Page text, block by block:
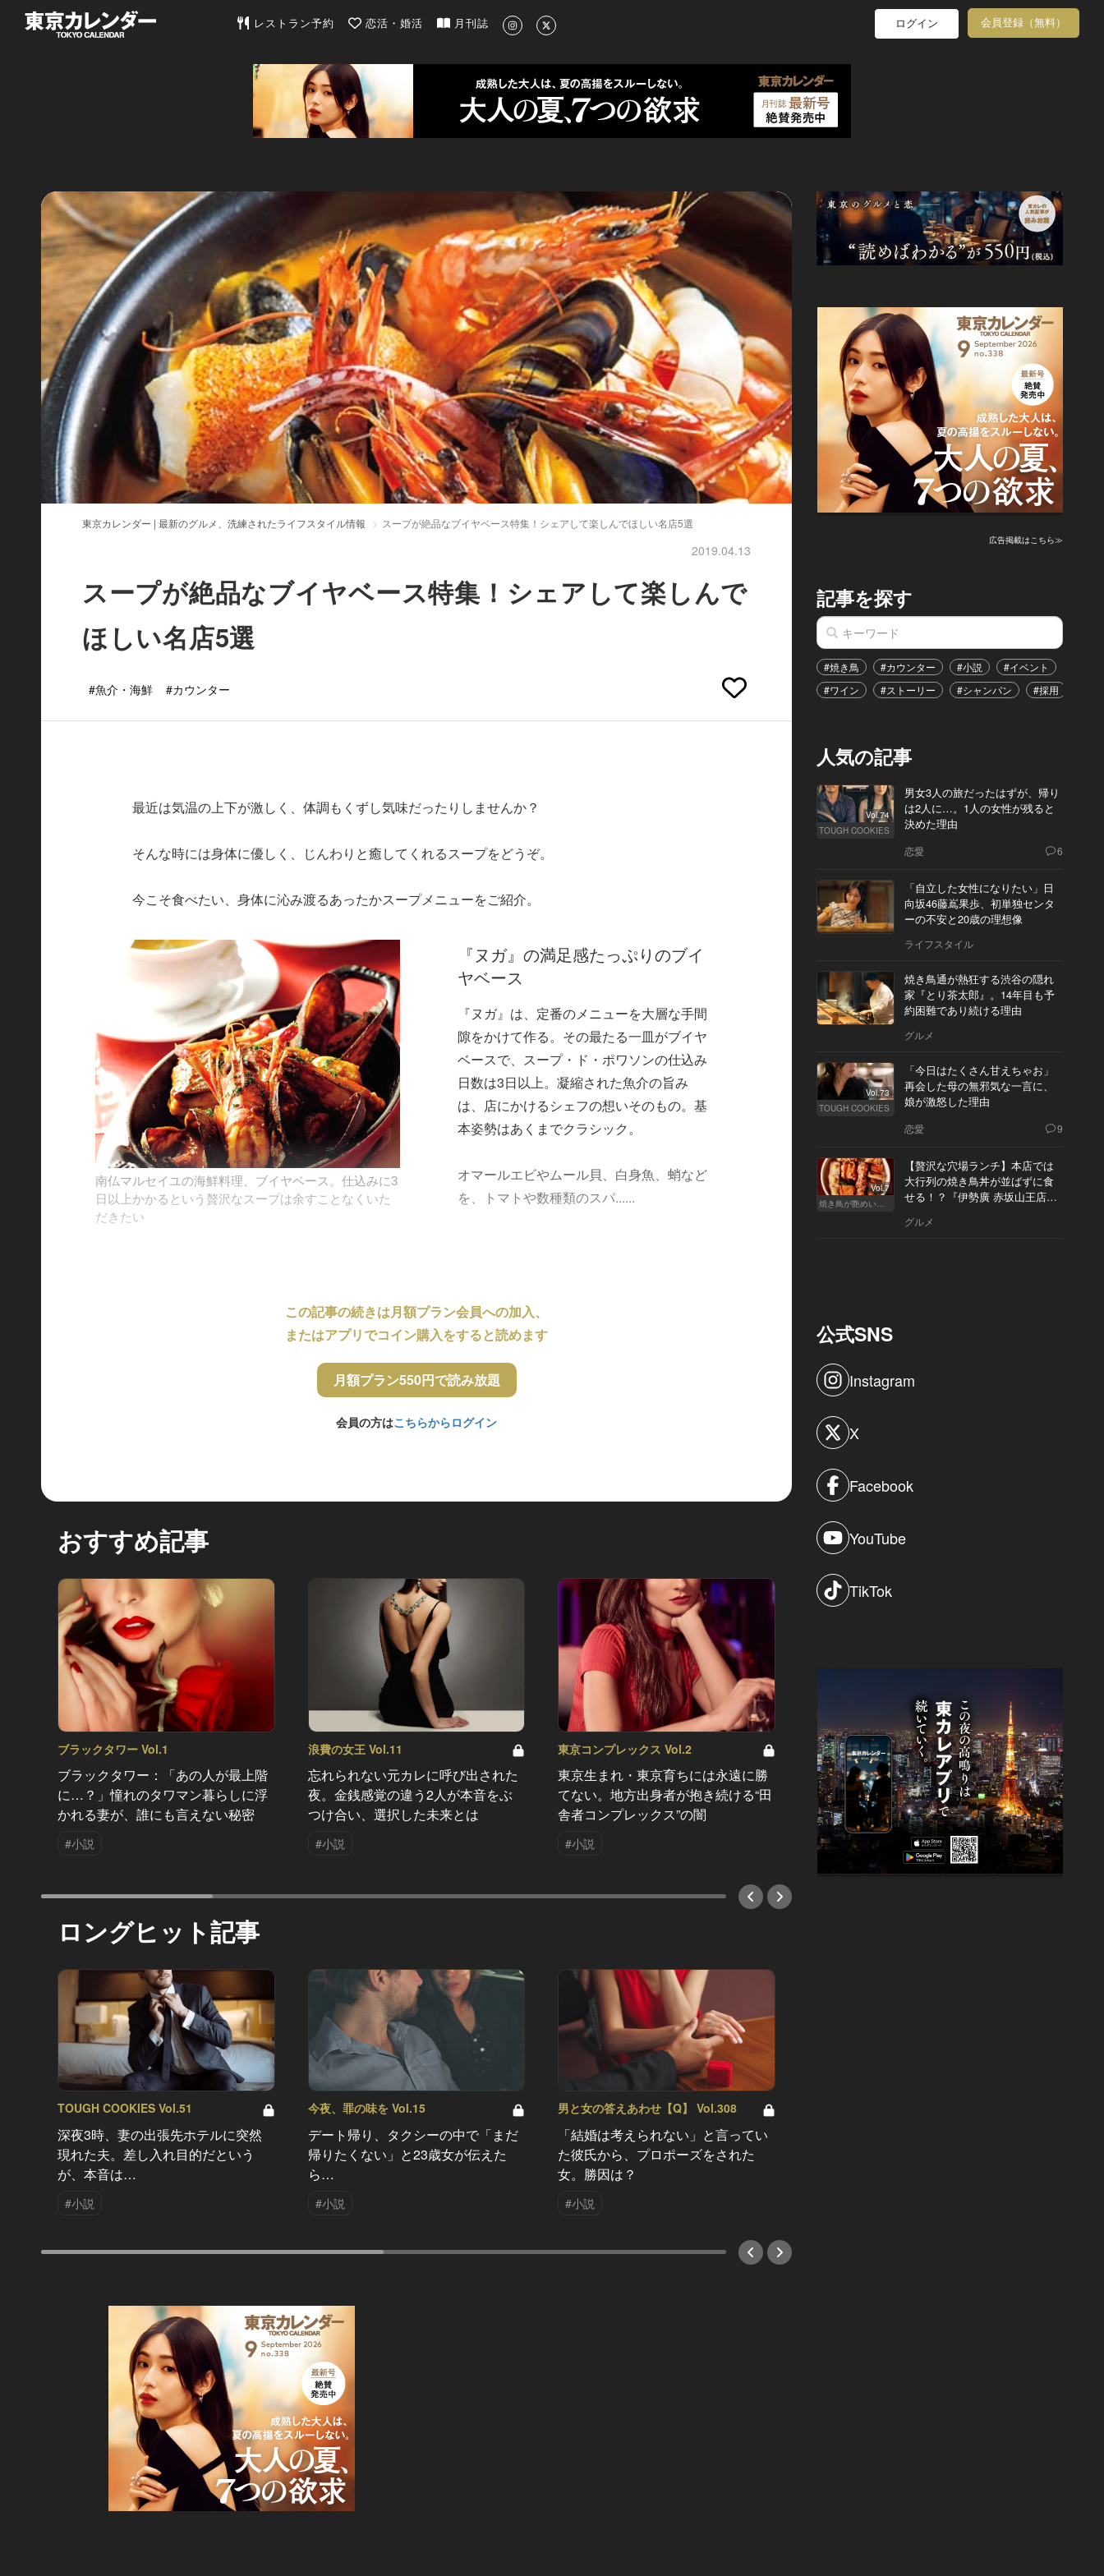
東京カレンダー | 最新のグルメ、洗練されたライフスタイル情報
レストラン予約 恋活・婚活 月刊誌 ログイン 会員登録（無料）
東京カレンダー | 最新のグルメ、洗練されたライフスタイル情報 スープが絶品なブイヤベース特集！シェアして楽しんでほしい名店5選
2019.04.13
スープが絶品なブイヤベース特集！シェアして楽しんで
ほしい名店5選
#魚介・海鮮 #カウンター
最近は気温の上下が激しく、体調もくずし気味だったりしませんか？
そんな時には身体に優しく、じんわりと癒してくれるスープをどうぞ。
今こそ食べたい、身体に沁み渡るあったかスープメニューをご紹介。
南仏マルセイユの海鮮料理、ブイヤベース。仕込みに3
日以上かかるという贅沢なスープは余すことなくいた
だきたい
『ヌガ』の満足感たっぷりのブイ
ヤベース
『ヌガ』は、定番のメニューを大層な手間
隙をかけて作る。その最たる一皿がブイヤ
ベースで、スープ・ド・ポワソンの仕込み
日数は3日以上。凝縮された魚介の旨み
は、店にかけるシェフの想いそのもの。基
本姿勢はあくまでクラシック。
オマールエビやムール貝、白身魚、蛸など
を、トマトや数種類のスパ......
この記事の続きは月額プラン会員への加入、
またはアプリでコイン購入をすると読めます
月額プラン550円で読み放題
会員の方はこちらからログイン
おすすめ記事
ブラックタワー Vol.1
ブラックタワー：「あの人が最上階
に…？」憧れのタワマン暮らしに浮
かれる妻が、誰にも言えない秘密
#小説
浪費の女王 Vol.11
忘れられない元カレに呼び出された
夜。金銭感覚の違う2人が本音をぶ
つけ合い、選択した未来とは
#小説
東京コンプレックス Vol.2
東京生まれ・東京育ちには永遠に勝
てない。地方出身者が抱き続ける“田
舎者コンプレックス”の闇
#小説
夫の異変は突然に Vol.9
夫の居ない隙に、妻のもとに届いた
禁断のメッセージ。押してはならな
いスイッチがONになった夜
#小説
噂の女
「あの
したは
女。焦
ロングヒット記事
TOUGH COOKIES Vol.51
深夜3時、妻の出張先ホテルに突然
現れた夫。差し入れ目的だという
が、本音は…
#小説
今夜、罪の味を Vol.15
デート帰り、タクシーの中で「まだ
帰りたくない」と23歳女が伝えた
ら…
#小説
男と女の答えあわせ【Q】 Vol.308
「結婚は考えられない」と言ってい
た彼氏から、プロポーズをされた
女。勝因は？
#小説
広告掲載はこちら≫
記事を探す
#焼き鳥 #カウンター #小説 #イベント
#ワイン
#ストーリー #シャンパン #採用
人気の記事
Vol.74
TOUGH COOKIES
男女3人の旅だったはずが、帰り
は2人に…。1人の女性が残ると
決めた理由
恋愛 6
「自立した女性になりたい」日
向坂46藤嶌果歩、初単独センタ
ーの不安と20歳の理想像
ライフスタイル
焼き鳥通が熱狂する渋谷の隠れ
家『とり茶太郎』。14年目も予
約困難であり続ける理由
グルメ
Vol.73
TOUGH COOKIES
「今日はたくさん甘えちゃお」
再会した母の無邪気な一言に、
娘が激怒した理由
恋愛 9
Vol.7
焼き鳥が艶めいてきた
【贅沢な穴場ランチ】本店では
大行列の焼き鳥丼が並ばずに食
せる！？『伊勢廣 赤坂山王店』
グルメ
公式SNS
Instagram
X
Facebook
YouTube
TikTok